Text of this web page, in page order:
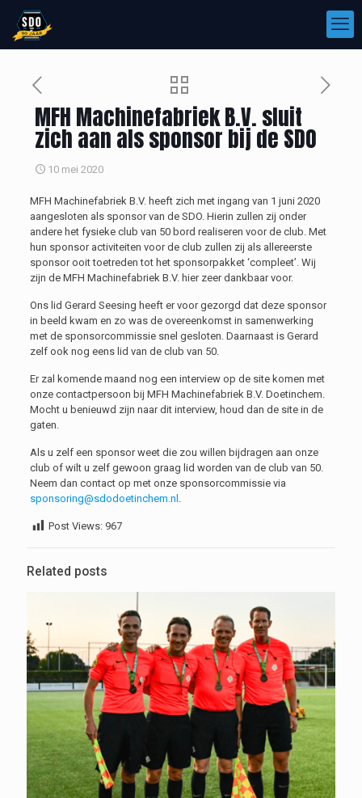
MFH Machinefabriek B.V. sluit
zich aan als sponsor bij de SDO
10 mei 2020
MFH Machinefabriek B.V. heeft zich met ingang van 1 juni 2020
aangesloten als sponsor van de SDO. Hierin zullen zij onder
andere het fysieke club van 50 bord realiseren voor de club. Met
hun sponsor activiteiten voor de club zullen zij als allereerste
sponsor ooit toetreden tot het sponsorpakket ‘compleet’. Wij
zijn de MFH Machinefabriek B.V. hier zeer dankbaar voor.
Ons lid Gerard Seesing heeft er voor gezorgd dat deze sponsor
in beeld kwam en zo was de overeenkomst in samenwerking
met de sponsorcommissie snel gesloten. Daarnaast is Gerard
zelf ook nog eens lid van de club van 50.
Er zal komende maand nog een interview op de site komen met
onze contactpersoon bij MFH Machinefabriek B.V. Doetinchem.
Mocht u benieuwd zijn naar dit interview, houd dan de site in de
gaten.
Als u zelf een sponsor weet die zou willen bijdragen aan onze
club of wilt u zelf gewoon graag lid worden van de club van 50.
Neem dan contact op met onze sponsorcommissie via
sponsoring@sdodoetinchem.nl .
Post Views: 967
Related posts